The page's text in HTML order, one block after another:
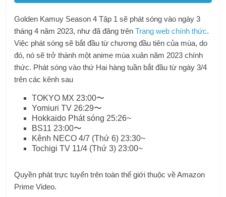
Golden Kamuy Season 4 Tập 1 sẽ phát sóng vào ngày 3
tháng 4 năm 2023, như đã đăng trênTrang web chính thức.
Việc phát sóng sẽ bắt đầu từ chương đầu tiên của mùa, do
đó, nó sẽ trở thành một anime mùa xuân năm 2023 chính
thức. Phát sóng vào thứ Hai hàng tuần bắt đầu từ ngày 3/4
trên các kênh sau
︎TOKYO MX 23:00〜
Yomiuri TV 26:29〜
Hokkaido Phát sóng 25:26~
BS11 23:00〜
Kênh NECO 4/7 (Thứ 6) 23:30~
Tochigi TV 11/4 (Thứ 3) 23:00~
Quyền phát trực tuyến trên toàn thế giới thuộc về Amazon
Prime Video.